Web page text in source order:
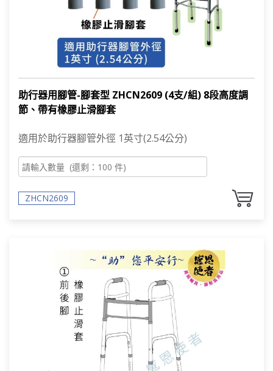
助行器用腳管-腳套型 ZHCN2609 (4支/組) 8段高度調
節、帶有橡膠止滑腳套
適用於助行器腳管外徑 1英寸(2.54公分)​
ZHCN2609